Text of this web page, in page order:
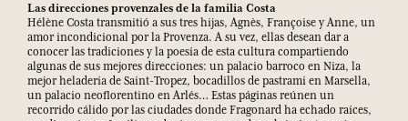
Las direcciones provenzales de la familia Costa
Hélène Costa transmitió a sus tres hijas, Agnès, Françoise y Anne, un
amor incondicional por la Provenza. A su vez, ellas desean dar a
conocer las tradiciones y la poesía de esta cultura compartiendo
algunas de sus mejores direcciones: un palacio barroco en Niza, la
mejor heladería de Saint-Tropez, bocadillos de pastrami en Marsella,
un palacio neoflorentino en Arlés… Estas páginas reúnen un
recorrido cálido por las ciudades donde Fragonard ha echado raíces,